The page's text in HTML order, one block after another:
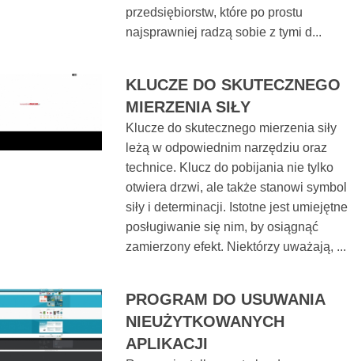
przedsiębiorstw, które po prostu
najsprawniej radzą sobie z tymi d...
KLUCZE DO SKUTECZNEGO
MIERZENIA SIŁY
Klucze do skutecznego mierzenia siły
leżą w odpowiednim narzędziu oraz
technice. Klucz do pobijania nie tylko
otwiera drzwi, ale także stanowi symbol
siły i determinacji. Istotne jest umiejętne
posługiwanie się nim, by osiągnąć
zamierzony efekt. Niektórzy uważają, ...
PROGRAM DO USUWANIA
NIEUŻYTKOWANYCH
APLIKACJI